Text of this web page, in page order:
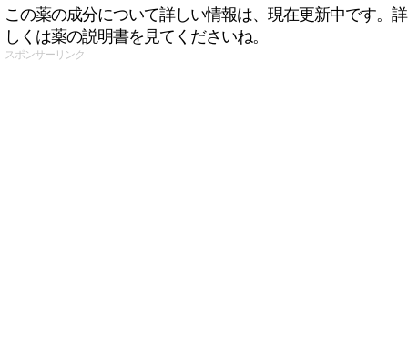
この薬の成分について詳しい情報は、現在更新中です。詳
しくは薬の説明書を見てくださいね。
スポンサーリンク